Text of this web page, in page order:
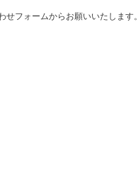
フォームからお願いいたします。